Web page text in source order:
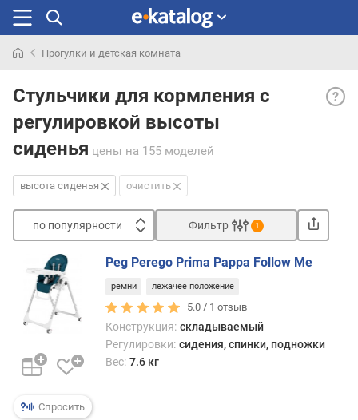
раньше
Прогулки и детская комната
Стульчики для кормления с
регулировкой высоты
сиденья цены на 155 моделей
на
высота сиденья очистить
по популярности
п
о
о
у
л
р
Фильтр 1
Спросить
Peg Perego Prima Pappa Follow Me
ремни лежачее положение
5.0 / 1 отзыв
Конструкция: складываемый
Регулировки: сидения, спинки, подножки
Вес: 7.6 кг